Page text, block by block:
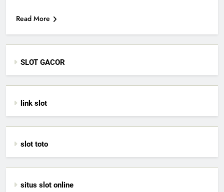
Read More
SLOT GACOR
link slot
slot toto
situs slot online